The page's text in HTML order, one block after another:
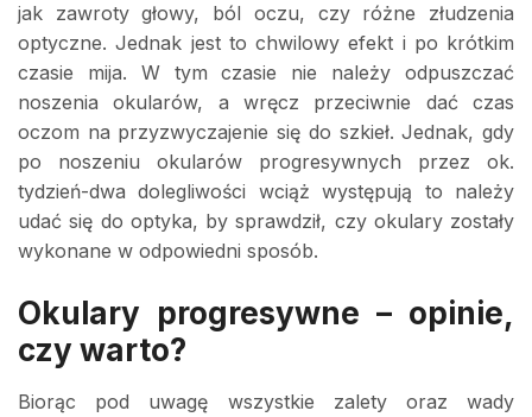
jak zawroty głowy, ból oczu, czy różne złudzenia
optyczne. Jednak jest to chwilowy efekt i po krótkim
czasie mija. W tym czasie nie należy odpuszczać
noszenia okularów, a wręcz przeciwnie dać czas
oczom na przyzwyczajenie się do szkieł. Jednak, gdy
po noszeniu okularów progresywnych przez ok.
tydzień-dwa dolegliwości wciąż występują to należy
udać się do optyka, by sprawdził, czy okulary zostały
wykonane w odpowiedni sposób.
Okulary progresywne – opinie,
czy warto?
Biorąc pod uwagę wszystkie zalety oraz wady